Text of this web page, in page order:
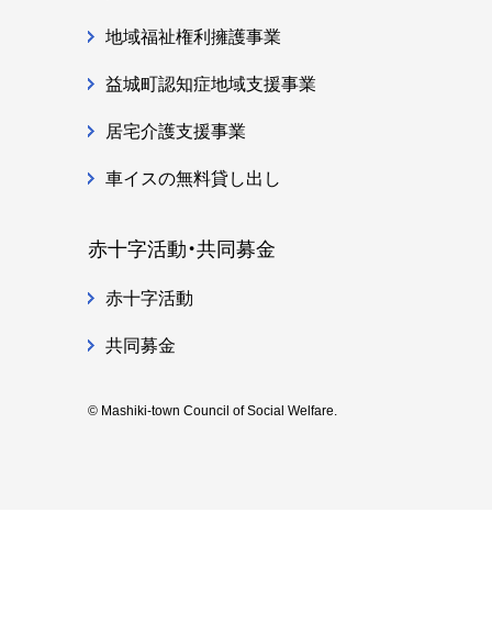
地域福祉権利擁護事業
益城町認知症地域支援事業
居宅介護支援事業
車イスの無料貸し出し
赤十字活動・共同募金
赤十字活動
共同募金
© Mashiki-town Council of Social Welfare.